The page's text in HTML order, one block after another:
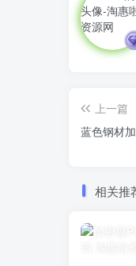
上一篇
蓝色钢材
相关推